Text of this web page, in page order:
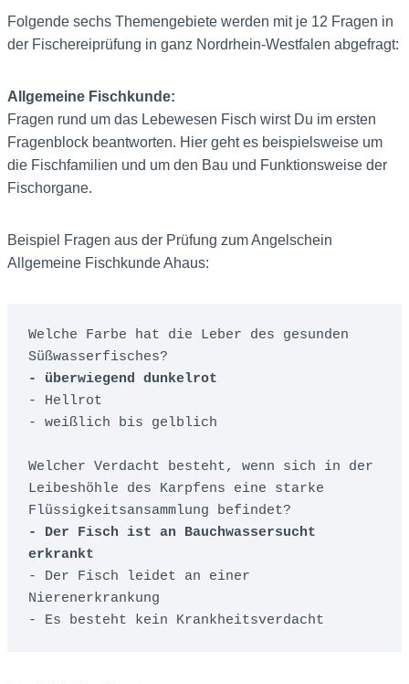
Folgende sechs Themengebiete werden mit je 12 Fragen in
der Fischereiprüfung in ganz Nordrhein-Westfalen abgefragt:
Allgemeine Fischkunde:
Fragen rund um das Lebewesen Fisch wirst Du im ersten
Fragenblock beantworten. Hier geht es beispielsweise um
die Fischfamilien und um den Bau und Funktionsweise der
Fischorgane.
Beispiel Fragen aus der Prüfung zum Angelschein
Allgemeine Fischkunde Ahaus:
Welche Farbe hat die Leber des gesunden
- überwiegend dunkelrot
- Hellrot
- weißlich bis gelblich
Welcher Verdacht besteht, wenn sich in der
Leibeshöhle des Karpfens eine starke
- Der Fisch ist an Bauchwassersucht
erkrankt
- Der Fisch leidet an einer
Nierenerkrankung
- Es besteht kein Krankheitsverdacht